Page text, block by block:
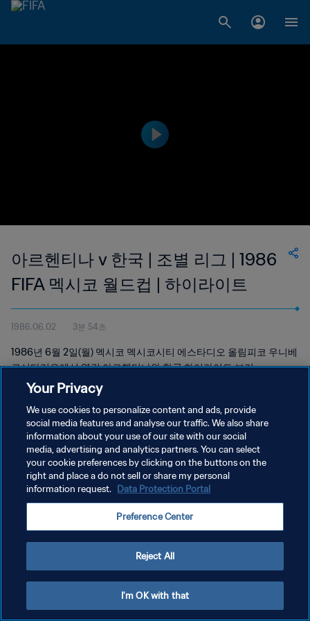
아르헨티나 v 한국 | 조별 리그 | 1986
FIFA 멕시코 월드컵 | 하이라이트
1986.06.02 3분 54초
1986년 6월 2일(월) 멕시코 멕시코시티 에스타디오 올림피코 우니베
르시타리오에서 열린 아르헨티나와 한국 하이라이트 보기
개인정보 보호정책
서비스 약관
쿠키 기본 설정 관리
Your Privacy
We use cookies to personalize content and ads, provide
social media features and analyse our traffic. We also share
information about your use of our site with our social
media, advertising and analytics partners. You can select
your cookie preferences by clicking on the buttons on the
right and place a do not sell or share my personal
information request. Data Protection Portal
Preference Center
Reject All
I'm OK with that